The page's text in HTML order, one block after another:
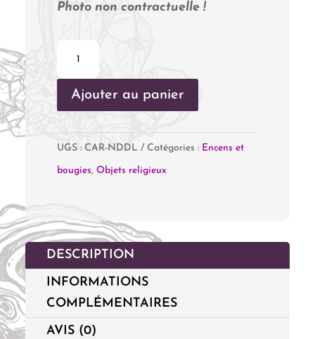
Photo non contractuelle !
Carte
Dame
de
Ajouter au panier
UGS : CAR-NDDL Catégories : Encens et
bougies, Objets religieux
DESCRIPTION
INFORMATIONS
COMPLÉMENTAIRES
AVIS (0)